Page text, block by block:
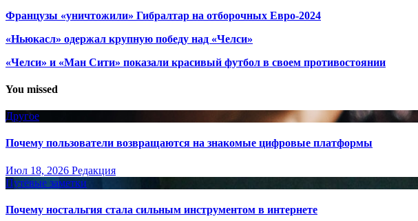
Французы «уничтожили» Гибралтар на отборочных Евро-2024
«Ньюкасл» одержал крупную победу над «Челси»
«Челси» и «Ман Сити» показали красивый футбол в своем противостоянии
You missed
Другое
Почему пользователи возвращаются на знакомые цифровые платформы
Июл 18, 2026 Редакция
Путёвые заметки
Почему ностальгия стала сильным инструментом в интернете